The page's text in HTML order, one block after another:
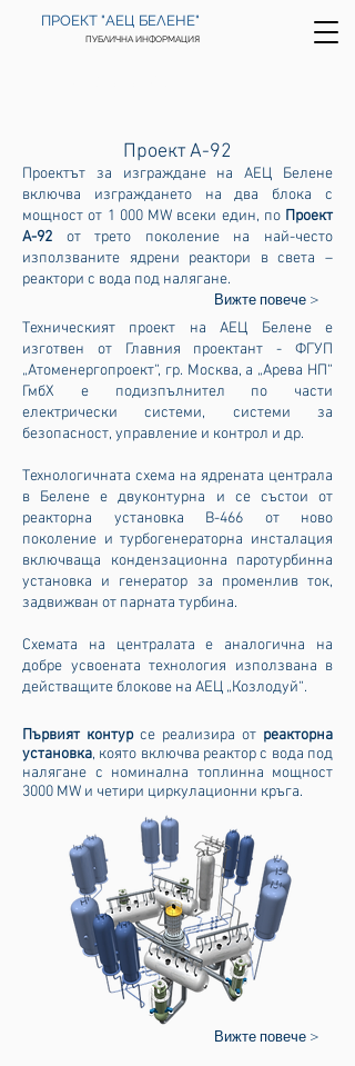
ПРОЕКТ "АЕЦ БЕЛЕНЕ"
ПУБЛИЧНА ИНФОРМАЦИЯ
Проект А-92
Проектът за изграждане на АЕЦ Белене
включва изграждането на два блока с
мощност от 1 000 MW всеки един, по Проект
А-92 от трето поколение на най-често
използваните ядрени реактори в света –
реактори с вода под налягане.
Вижте повече >
Техническият проект на АЕЦ Белене е
изготвен от Главния проектант - ФГУП
„Атоменергопроект“, гр. Москва, а „Арева НП“
ГмбХ е подизпълнител по части
електрически системи, системи за
безопасност, управление и контрол и др.
Технологичната схема на ядрената централа
в Белене е двуконтурна и се състои от
реакторна установка B-466 от ново
поколение и турбогенераторна инсталация
включваща кондензационна паротурбинна
установка и генератор за променлив ток,
задвижван от парната турбина.
Схемата на централата е аналогична на
добре усвоената технология използвана в
действащите блокове на АЕЦ „Козлодуй“.
Първият контур се реализира от реакторна
установка, която включва реактор с вода под
налягане с номинална топлинна мощност
3000 MW и четири циркулационни кръга.
Вижте повече >